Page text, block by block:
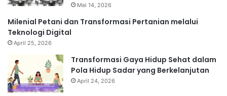
Mei 14, 2026
Milenial Petani dan Transformasi Pertanian melalui
Teknologi Digital
April 25, 2026
Transformasi Gaya Hidup Sehat dalam
Pola Hidup Sadar yang Berkelanjutan
April 24, 2026